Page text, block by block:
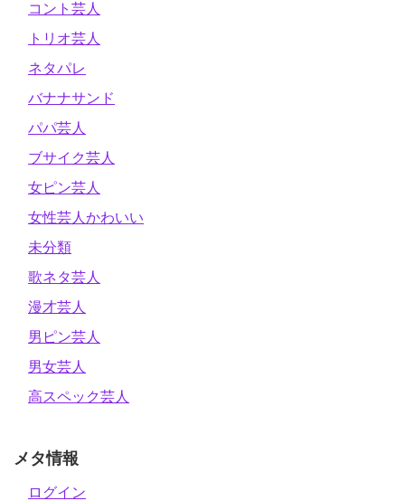
コント芸人
トリオ芸人
ネタパレ
バナナサンド
パパ芸人
ブサイク芸人
女ピン芸人
女性芸人かわいい
未分類
歌ネタ芸人
漫才芸人
男ピン芸人
男女芸人
高スペック芸人
メタ情報
ログイン